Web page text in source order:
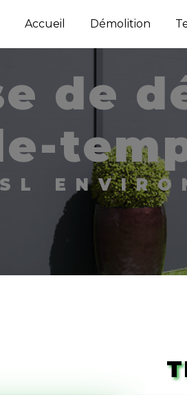
Accueil Démolition